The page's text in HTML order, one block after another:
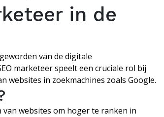
in de
van de digitale
marketeer speelt een cruciale rol bij
websites in zoekmachines zoals Google.
websites om hoger te ranken in